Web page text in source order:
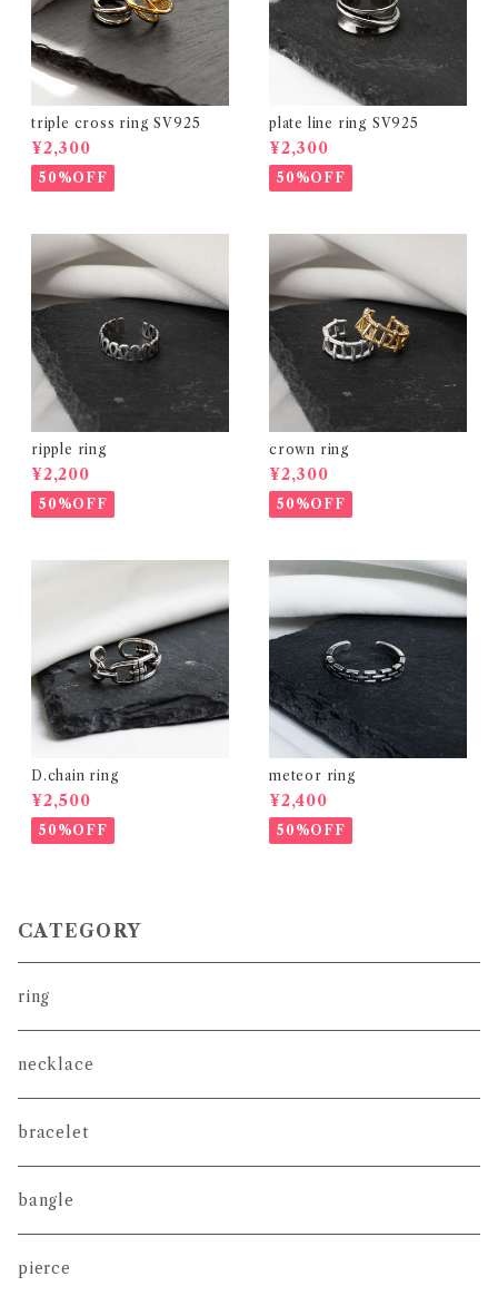
triple cross ring SV925
¥2,300
50%OFF
plate line ring SV925
¥2,300
50%OFF
ripple ring
¥2,200
50%OFF
crown ring
¥2,300
50%OFF
D.chain ring
¥2,500
50%OFF
meteor ring
¥2,400
50%OFF
CATEGORY
ring
necklace
bracelet
bangle
pierce